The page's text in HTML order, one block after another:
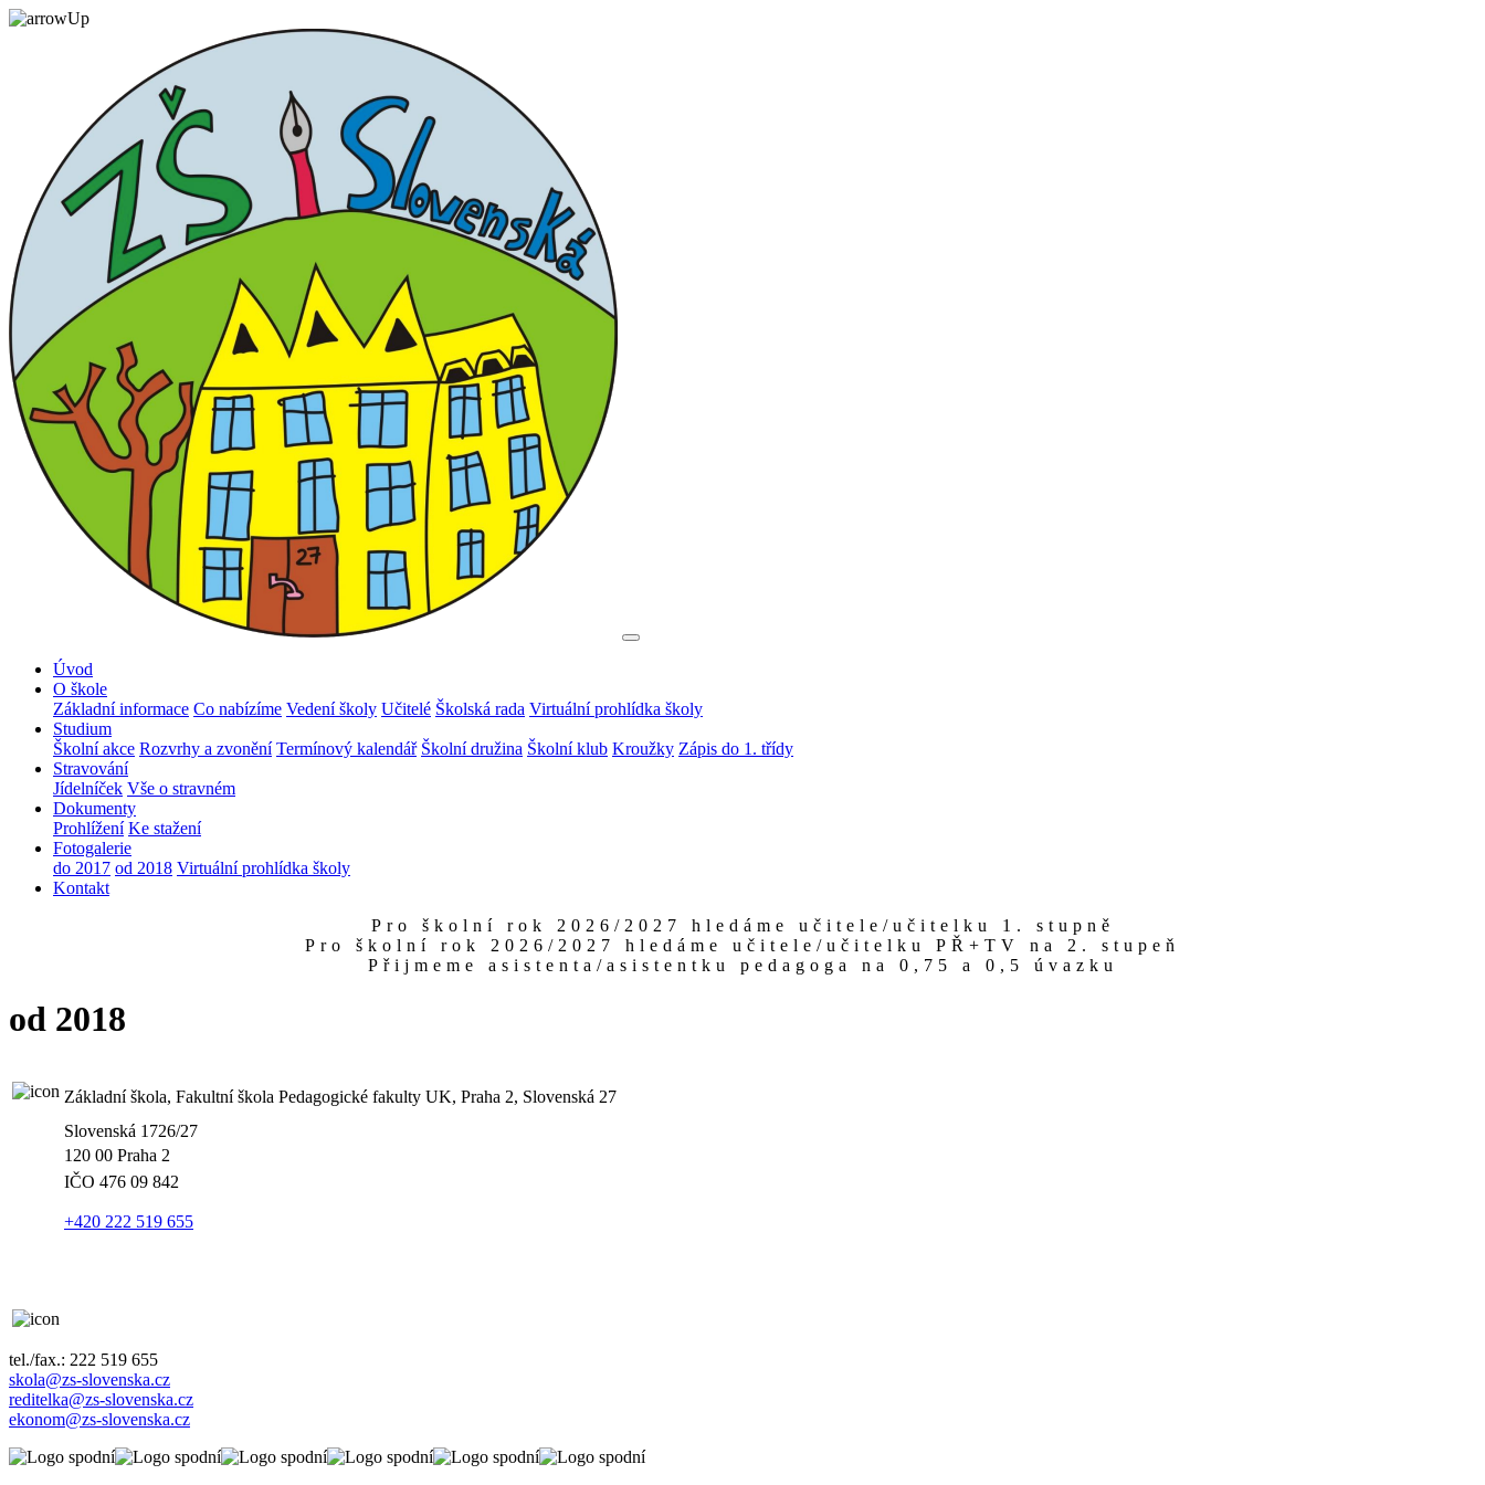
Úvod
O škole
Základní informace Co nabízíme Vedení školy Učitelé Školská rada Virtuální prohlídka školy
Studium
Školní akce Rozvrhy a zvonění Termínový kalendář Školní družina Školní klub Kroužky Zápis do 1. třídy
Stravování
Jídelníček Vše o stravném
Dokumenty
Prohlížení Ke stažení
Fotogalerie
do 2017 od 2018 Virtuální prohlídka školy
Kontakt
Pro školní rok 2026/2027 hledáme učitele/učitelku 1. stupně
Pro školní rok 2026/2027 hledáme učitele/učitelku PŘ+TV na 2. stupeň
Přijmeme asistenta/asistentku pedagoga na 0,75 a 0,5 úvazku
od 2018
Základní škola, Fakultní škola Pedagogické fakulty UK, Praha 2, Slovenská 27
Slovenská 1726/27
120 00 Praha 2
IČO 476 09 842
+420 222 519 655
tel./fax.: 222 519 655
skola@zs-slovenska.cz
reditelka@zs-slovenska.cz
ekonom@zs-slovenska.cz